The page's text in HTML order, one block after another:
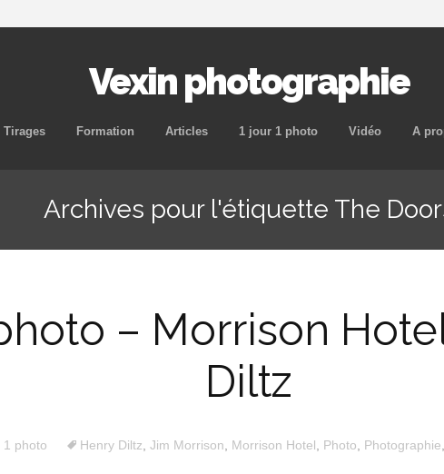
Vexin photographie
Aller
principal
Tirages Formation Articles 1 jour 1 photo Vidéo A
Archives pour l'étiquette The
– Morrison
Diltz
1 photo Henry Diltz Jim Morrison Morrison Hotel Photo Photographie